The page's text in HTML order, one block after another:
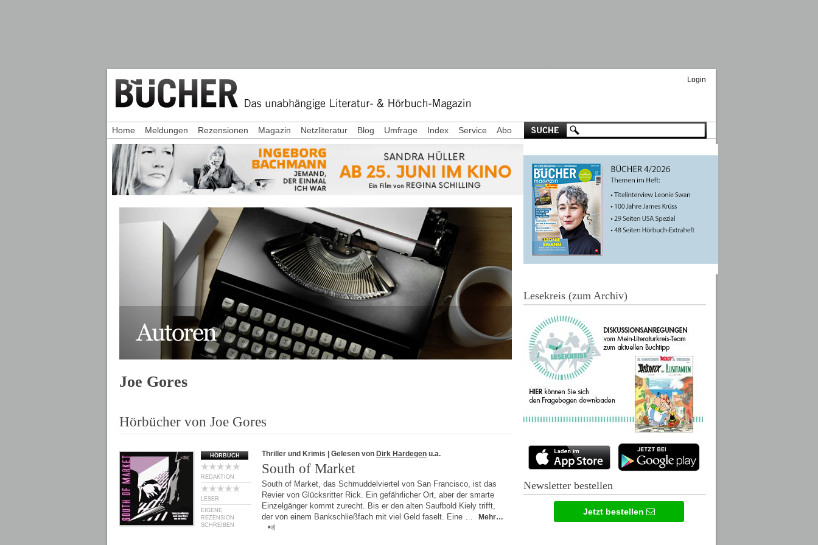
Login
Joe Gores
Hörbücher von Joe Gores
HÖRBUCH
REDAKTION
LESER
EIGENE
REZENSION
SCHREIBEN
Thriller und Krimis | Gelesen von Dirk Hardegen u.a.
South of Market
South of Market, das Schmuddelviertel von San Francisco, ist das
Revier von Glücksritter Rick. Ein gefährlicher Ort, aber der smarte
Einzelgänger kommt zurecht. Bis er den alten Saufbold Kiely trifft,
der von einem Bankschließfach mit viel Geld faselt. Eine …
Mehr…
Home Meldungen Rezensionen Magazin Netzliteratur Blog Umfrage Index Service Abo
Lesekreis (zum Archiv)
Newsletter bestellen
Jetzt bestellen